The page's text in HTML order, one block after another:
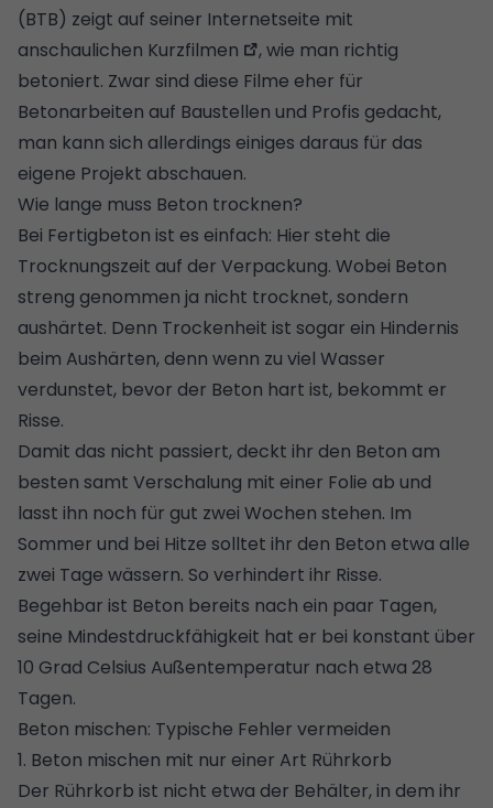
(BTB) zeigt auf seiner Internetseite mit
anschaulichen Kurzfilmen
, wie man richtig
betoniert. Zwar sind diese Filme eher für
Betonarbeiten auf Baustellen und Profis gedacht,
man kann sich allerdings einiges daraus für das
eigene Projekt abschauen.
Wie lange muss Beton trocknen?
Bei Fertigbeton ist es einfach: Hier steht die
Trocknungszeit auf der Verpackung. Wobei Beton
streng genommen ja nicht trocknet, sondern
aushärtet. Denn Trockenheit ist sogar ein Hindernis
beim Aushärten, denn wenn zu viel Wasser
verdunstet, bevor der Beton hart ist, bekommt er
Risse.
Damit das nicht passiert, deckt ihr den Beton am
besten samt Verschalung mit einer Folie ab und
lasst ihn noch für gut zwei Wochen stehen. Im
Sommer und bei Hitze solltet ihr den Beton etwa alle
zwei Tage wässern. So verhindert ihr Risse.
Begehbar ist Beton bereits nach ein paar Tagen,
seine Mindestdruckfähigkeit hat er bei konstant über
10 Grad Celsius Außentemperatur nach etwa 28
Tagen.
Beton mischen: Typische Fehler vermeiden
1. Beton mischen mit nur einer Art Rührkorb
Der Rührkorb ist nicht etwa der Behälter, in dem ihr